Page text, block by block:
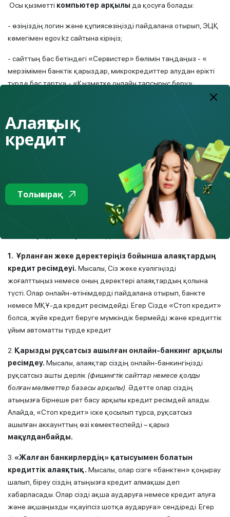
Осы қызметті компьютер арқылы да қосуға болады:
- өзіңіздің логин және құпиясөзіңізді пайдалана отырып, ЭЦҚ
көмегімен egov.kz сайтына кіріңіз;
- сайттың бас бетіндегі «Сервистер» бөлімін таңдаңыз - «
мерзімімен банктік қарыздар, микрокредиттер алудан ерікті
түрде бас тарту» - «Қызметке онлайн тапсырыс беру»;
өтінімге қол қойыңыз.
Бұрын белгіленген шектеулерді алып тастау үшін
пайдаланушыға
- «Банктік қарыздар, микрокредиттер алудан ерікті түрде бас
тарту» қызметін таңдау;
- «Шығып кеткіңіз келе ме?» сұрағына «Иә» деп жауап беріп,
қол қоюдың қолжетімді әдістерінің бірімен қол қою
қажет.
«Стоп кредит» сервисі неден қорғайды?
1. Ұрланған жеке деректеріңіз бойынша алаяқтардың
кредит ресімдеуі. Мысалы, Сіз жеке куәлігіңізді
жоғалттыңыз немесе оның деректері алаяқтардың қолына
түсті. Олар онлайн-өтінімдерді пайдалана отырып, банкте
немесе МҚҰ-да кредит ресімдейді. Егер Сізде «Стоп кредит»
болса, жүйе кредит беруге мүмкіндік бермейді және кредиттік
ұйым автоматты түрде кредит
2. Қарызды рұқсатсыз ашылған онлайн-банкинг арқылы
ресімдеу. Мысалы, алаяқтар сіздің онлайн-банкингіңізді
рұқсатсыз ашты дерлік (фишингтіксайттар немесе қолды
болған мәліметтер базасы арқылы). Әдетте олар сіздің
атыңызға бірнеше рет басу арқылы кредит ресімдей алады.
Алайда, «Стоп кредит» іске қосылып тұрса, рұқсатсыз
ашылған аккаунттың өзі көмектеспейді – қарыз
мақұлданбайды.
3. «Жалған банкирлердің» қатысуымен болатын
кредиттік алаяқтық. Мысалы, олар сізге «банктен» қоңырау
шалып, біреу сіздің атыңызға кредит алмақшы деп
хабарласады. Олар сізді ақша аударуға немесе кредит алуға
және ақшаңызды «қауіпсіз шотқа аударуға» сендіреді. Егер
Алаяқтық
кредит
Толығырақ